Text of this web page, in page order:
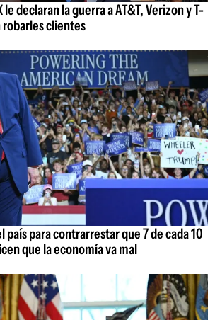
le declaran la guerra a AT&T, Verizon y T-
robarles clientes
país para contrarrestar que 7 de cada 10
que la economía va mal